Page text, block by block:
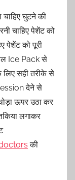
घुटने की
चाहिए पेशेंट को
पेशेंट को पूरी
Ice Pack से
सही तरीके से
देने से
ऊपर उठा कर
लगाकर
की